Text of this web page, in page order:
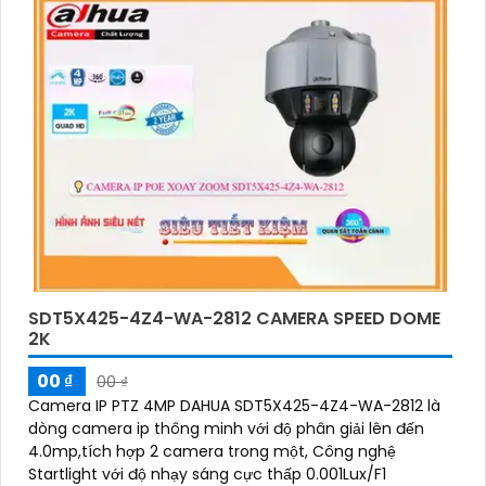
SDT5X425-4Z4-WA-2812 CAMERA SPEED DOME
2K
00 ₫
00 ₫
Camera IP PTZ 4MP DAHUA SDT5X425-4Z4-WA-2812 là
dòng camera ip thông minh với độ phân giải lên đến
4.0mp,tích hợp 2 camera trong một, Công nghệ
Startlight với độ nhạy sáng cực thấp 0.001Lux/F1